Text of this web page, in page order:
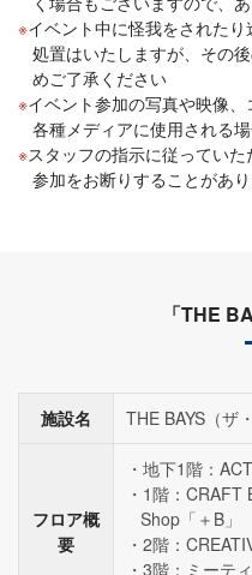
イベント中に怪我をされた
処置はいたしますが、その
めご了承ください
イベント参加の写真や映像
各種メディアに使用される
スタッフの指示に従ってい
参加をお断りすることがあ
「THE
施設名 THE BAYS（ザ
フロア概
要
地下1階：
1階：CRAFT
Shop「＋B」
2階：
3階：ミーテ